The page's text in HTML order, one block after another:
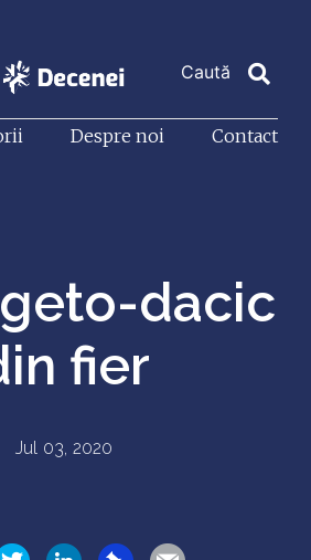
Despre noi Contact
dacic
fier
Jul 03, 2020